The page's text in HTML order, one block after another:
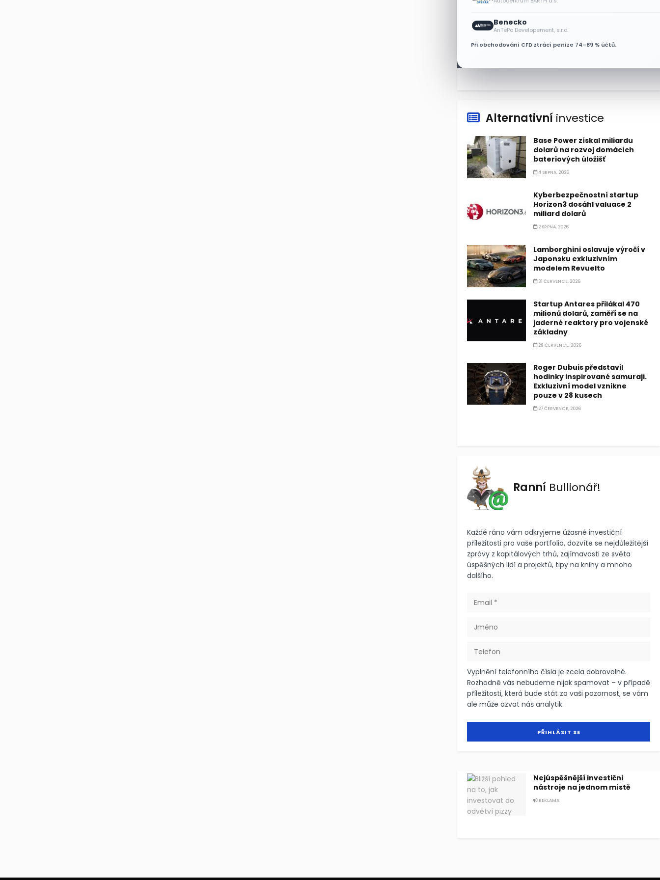
Benecko
AnTePo Developement, s.r.o.
Při obchodování CFD ztrácí peníze 74–89 % účtů.
Plány Starlinku srazily akcie T-
Mobile, AT&T a Verizonu
Alternativní investice
Base Power získal miliardu
dolarů na rozvoj domácích
bateriových úložišť
4 SRPNA, 2026
Kyberbezpečnostní startup
Horizon3 dosáhl valuace 2
miliard dolarů
2 SRPNA, 2026
Lamborghini oslavuje výročí v
Japonsku exkluzivním
modelem Revuelto
31 ČERVENCE, 2026
Startup Antares přilákal 470
milionů dolarů, zaměří se na
jaderné reaktory pro vojenské
základny
29 ČERVENCE, 2026
Roger Dubuis představil
hodinky inspirované samuraji.
Exkluzivní model vznikne
pouze v 28 kusech
27 ČERVENCE, 2026
Ranní Bullionář!
Každé ráno vám odkryjeme úžasné investiční
příležitosti pro vaše portfolio, dozvíte se nejdůležitější
zprávy z kapitálových trhů, zajímavosti ze světa
úspěšných lidí a projektů, tipy na knihy a mnoho
dalšího.
Vyplnění telefonního čísla je zcela dobrovolné.
Rozhodně vás nebudeme nijak spamovat – v případě
příležitosti, která bude stát za vaši pozornost, se vám
ale může ozvat náš analytik.
Nejúspěšnější investiční
nástroje na jednom místě
REKLAMA